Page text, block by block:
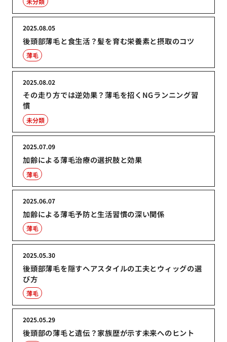
後頭部薄毛と食生活？髪を育む栄養素と摂取のコツ
2025.08.05
薄毛
その走り方では逆効果？薄毛を招くNGランニング習
慣
2025.08.02
未分類
加齢による薄毛治療の選択肢と効果
2025.07.09
薄毛
加齢による薄毛予防と生活習慣の深い関係
2025.06.07
薄毛
後頭部薄毛を隠すヘアスタイルの工夫とウィッグの選
び方
2025.05.30
薄毛
後頭部の薄毛と遺伝？家族歴が示す未来へのヒント
2025.05.29